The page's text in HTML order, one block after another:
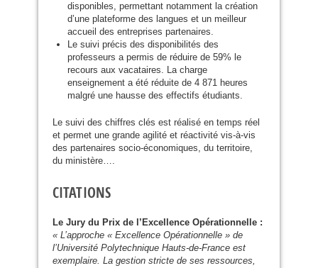
disponibles, permettant notamment la création
d’une plateforme des langues et un meilleur
accueil des entreprises partenaires.
Le suivi précis des disponibilités des
professeurs a permis de réduire de 59% le
recours aux vacataires. La charge
enseignement a été réduite de 4 871 heures
malgré une hausse des effectifs étudiants.
Le suivi des chiffres clés est réalisé en temps réel
et permet une grande agilité et réactivité vis-à-vis
des partenaires socio-économiques, du territoire,
du ministère….
CITATIONS
Le Jury du Prix de l’Excellence Opérationnelle :
« L’approche « Excellence Opérationnelle » de
l’Université Polytechnique Hauts-de-France est
exemplaire. La gestion stricte de ses ressources,